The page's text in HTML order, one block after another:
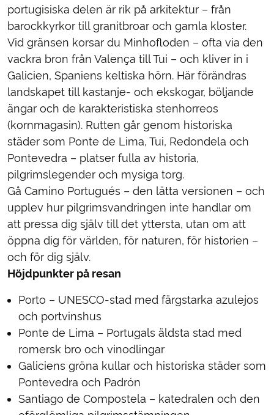
portugisiska delen är rik på arkitektur – från
barockkyrkor till granitbroar och gamla kloster.
Vid gränsen korsar du Minhofloden – ofta via den
vackra bron från Valença till Tui – och kliver in i
Galicien, Spaniens keltiska hörn. Här förändras
landskapet till kastanje- och ekskogar, böljande
ängar och de karakteristiska stenhorreos
(kornmagasin). Rutten går genom historiska
städer som Ponte de Lima, Tui, Redondela och
Pontevedra – platser fulla av historia,
pilgrimslegender och mysiga torg.
Gå Camino Portugués – den lätta versionen – och
upplev hur pilgrimsvandringen inte handlar om
att pressa dig själv till det yttersta, utan om att
öppna dig för världen, för naturen, för historien –
och för dig själv.
Höjdpunkter på resan
Porto – UNESCO-stad med färgstarka azulejos
och portvinshus
Ponte de Lima – Portugals äldsta stad med
romersk bro och vinodlingar
Galiciens gröna kullar och historiska städer som
Pontevedra och Padrón
Santiago de Compostela – katedralen och den